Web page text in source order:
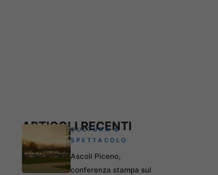
ARTICOLI RECENTI
CULTURA &
SPETTACOLO
Ascoli Piceno,
conferenza stampa sul